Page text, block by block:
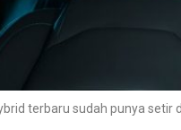
terbaru sudah punya setir